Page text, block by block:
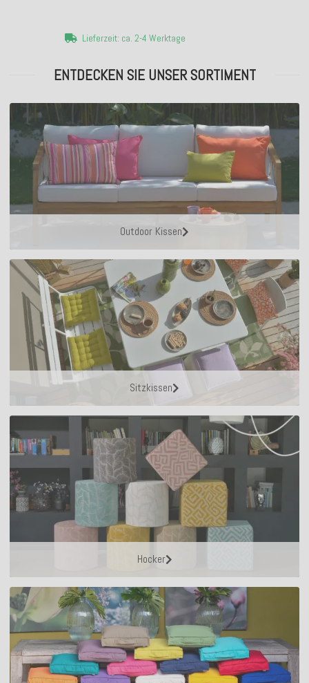
Lieferzeit: ca. 2-4 Werktage
ENTDECKEN SIE UNSER SORTIMENT
Outdoor Kissen
Sitzkissen
Hocker